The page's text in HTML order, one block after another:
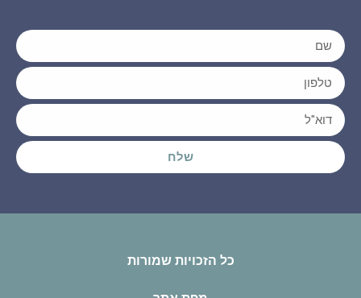
שלח
כל הזכויות שמורות